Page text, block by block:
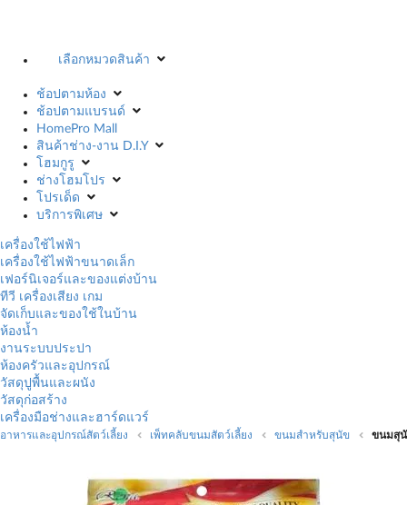
เลือกหมวดสินค้า
ช้อปตามห้อง
ช้อปตามแบรนด์
HomePro Mall
สินค้าช่าง-งาน D.I.Y
โฮมกูรู
ช่างโฮมโปร
โปรเด็ด
บริการพิเศษ
เครื่องใช้ไฟฟ้า
เครื่องใช้ไฟฟ้าขนาดเล็ก
เฟอร์นิเจอร์และของแต่งบ้าน
ทีวี เครื่องเสียง เกม
จัดเก็บและของใช้ในบ้าน
ห้องน้ำ
งานระบบประปา
ห้องครัวและอุปกรณ์
วัสดุปูพื้นและผนัง
วัสดุก่อสร้าง
เครื่องมือช่างและฮาร์ดแวร์
อาหารและอุปกรณ์สัตว์เลี้ยง เพ็ทคลับขนมสัตว์เลี้ยง ขนมสำหรับสุนัข ขนมสุนั